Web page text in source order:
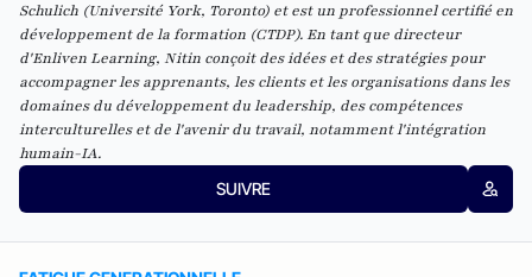
Schulich (Université York, Toronto) et est un professionnel certifié en
développement de la formation (CTDP). En tant que directeur
d'Enliven Learning, Nitin conçoit des idées et des stratégies pour
accompagner les apprenants, les clients et les organisations dans les
domaines du développement du leadership, des compétences
interculturelles et de l'avenir du travail, notamment l'intégration
humain-IA.
SUIVRE